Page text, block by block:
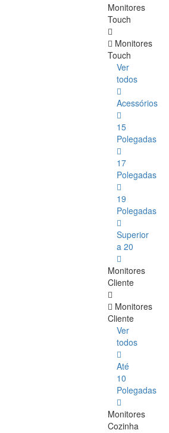
Monitores
Touch
Monitores
Touch
Ver
todos
Acessórios
15
Polegadas
17
Polegadas
19
Polegadas
Superior
a 20
Monitores
Cliente
Monitores
Cliente
Ver
todos
Até
10
Polegadas
Monitores
Cozinha